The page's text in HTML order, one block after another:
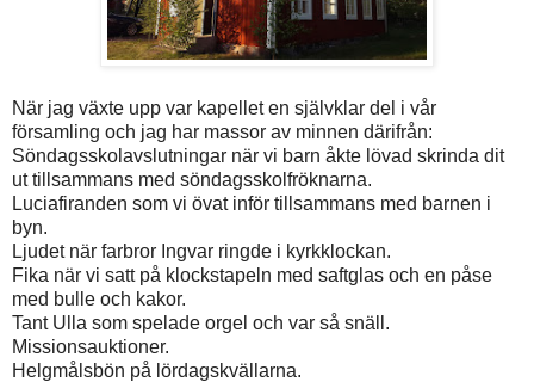
När jag växte upp var kapellet en självklar del i vår
församling och jag har massor av minnen därifrån:
Söndagsskolavslutningar när vi barn åkte lövad skrinda dit
ut tillsammans med söndagsskolfröknarna.
Luciafiranden som vi övat inför tillsammans med barnen i
byn.
Ljudet när farbror Ingvar ringde i kyrkklockan.
Fika när vi satt på klockstapeln med saftglas och en påse
med bulle och kakor.
Tant Ulla som spelade orgel och var så snäll.
Missionsauktioner.
Helgmålsbön på lördagskvällarna.